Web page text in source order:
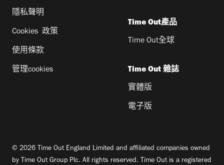
隱私聲明
Cookies 政策
使用條款
管理cookies
Time Out產品
Time Out全球
Time Out 雜誌
實體版
電子版
© 2026 Time Out England Limited and affiliated companies owned
by Time Out Group Plc. All rights reserved. Time Out is a registered